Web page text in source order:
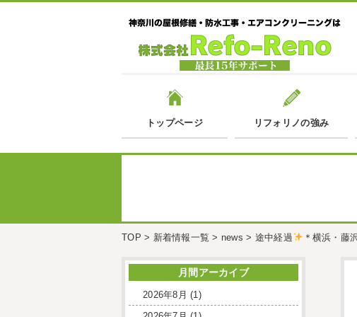
トップページ リフォリノの強み
TOP > 新着情報一覧 > news > 途中経過 ＊横浜・藤
月間アーカイブ
2026年8月 (1)